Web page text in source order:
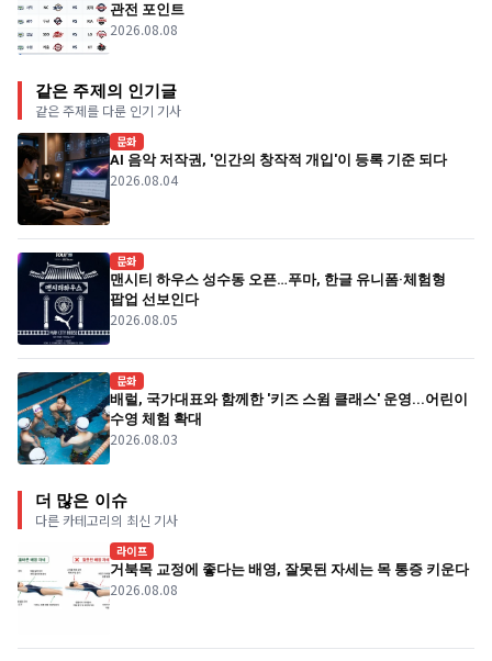
관전 포인트
2026.08.08
같은 주제의 인기글
같은 주제를 다룬 인기 기사
문화
AI 음악 저작권, '인간의 창작적 개입'이 등록 기준 되다
2026.08.04
문화
맨시티 하우스 성수동 오픈…푸마, 한글 유니폼·체험형
팝업 선보인다
2026.08.05
문화
배럴, 국가대표와 함께한 '키즈 스윔 클래스' 운영...어린이
수영 체험 확대
2026.08.03
더 많은 이슈
다른 카테고리의 최신 기사
라이프
거북목 교정에 좋다는 배영, 잘못된 자세는 목 통증 키운다
2026.08.08